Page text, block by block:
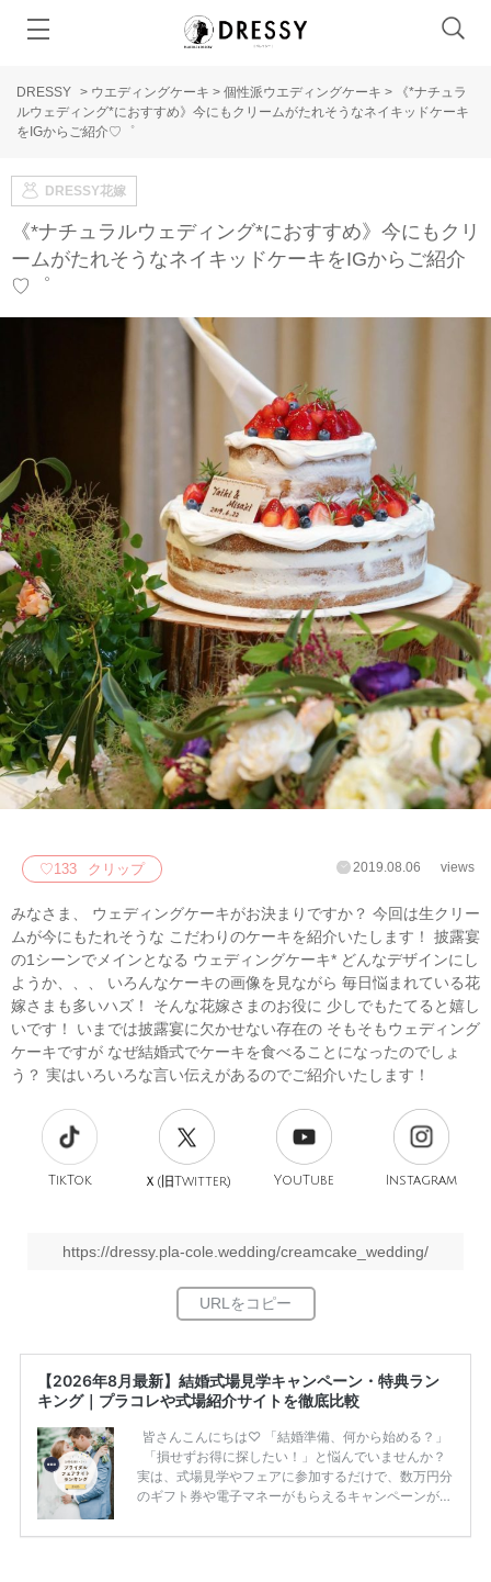
DRESSY > ウエディングケーキ > 個性派ウエディングケーキ >
《*ナチュラ
ルウェディング*におすすめ》今にもクリームがたれそうなネイキッドケーキ
をIGからご紹介♡゜
DRESSY花嫁
《*ナチュラルウェディング*におすすめ》今にもクリ
ームがたれそうなネイキッドケーキをIGからご紹介
♡゜
♡133 クリップ 2019.08.06 views
みなさま、 ウェディングケーキがお決まりですか？ 今回は生クリー
ムが今にもたれそうな こだわりのケーキを紹介いたします！ 披露宴
の1シーンでメインとなる ウェディングケーキ* どんなデザインにし
ようか、、、 いろんなケーキの画像を見ながら 毎日悩まれている花
嫁さまも多いハズ！ そんな花嫁さまのお役に 少しでもたてると嬉し
いです！ いまでは披露宴に欠かせない存在の そもそもウェディング
ケーキですが なぜ結婚式でケーキを食べることになったのでしょ
う？ 実はいろいろな言い伝えがあるのでご紹介いたします！
TikTok Ｘ(旧Twitter) YouTube Instagram
https://dressy.pla-cole.wedding/creamcake_wedding/
【2026年8月最新】結婚式場見学キャンペーン・特典ラン
キング｜プラコレや式場紹介サイトを徹底比較
皆さんこんにちは♡ 「結婚準備、何から始める？」
「損せずお得に探したい！」と悩んでいませんか？
実は、式場見学やフェアに参加するだけで、数万円分
のギフト券や電子マネーがもらえるキャンペーンがあ
ため、比較せずに選ぶと損をしてしまうことも……。